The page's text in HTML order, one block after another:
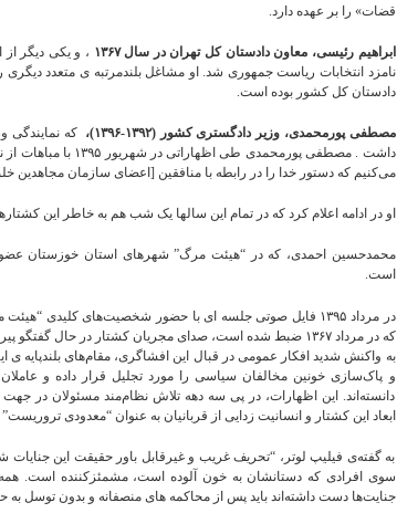
قضات» را بر عهده دارد.
ابراهیم رئیسی، معاون دادستان کل تهران در سال ۱۳۶۷
دادستان کل کشور بوده است.
مصطفی پورمحمدی، وزیر دادگستری کشور (۱۳۹۲-۱۳۹۶)،
که نمایندگی
داشت . مصطفی پورمحمدی
می‌کنیم که دستور خدا را در رابطه با منافقین [اعضای سازمان مجاهدین
او در ادامه اعلام کرد که در تمام این سالها یک شب هم به خاطر این
محمدحسین احمدی، که در “هیئت مرگ” شهرهای استان خوزستان
است.
در مرداد ۱۳۹۵ فایل صوتی جلسه‌ ای با حضور شخصیت‌های کلیدی
که در مرداد ۱۳۶۷ ضبط شده است، صدای مجریان کشتار در حال
و پاک‌سازی خونین مخالفان سیاسی را مورد تجلیل قرار داده و
دانسته‌اند. این اظهارات، در پی سه دهه تلاش نظام‌مند مسئولان در
ابعاد این کشتار و انسانیت زدایی از قربانیان به عنوان “معدودی تروریست”
به گفته‌ی فیلیپ لوتر، “تحریف غریب و غیرقابل باور حقیقت این جنایات
سوی افرادی که دستانشان به خون آلوده است، مشمئزکننده است. همه
جنایت‌ها دست داشته‌اند باید پس از محاکمه ‌های منصفانه و بدون توسل به